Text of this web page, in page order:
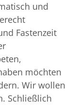
und
Fastenzeit
möchten
Wir wollen
Schließlich